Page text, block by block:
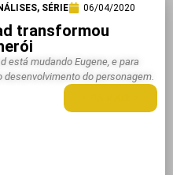
, SÉRIE 06/04/2020
transformou
está mudando Eugene, e para
do personagem.